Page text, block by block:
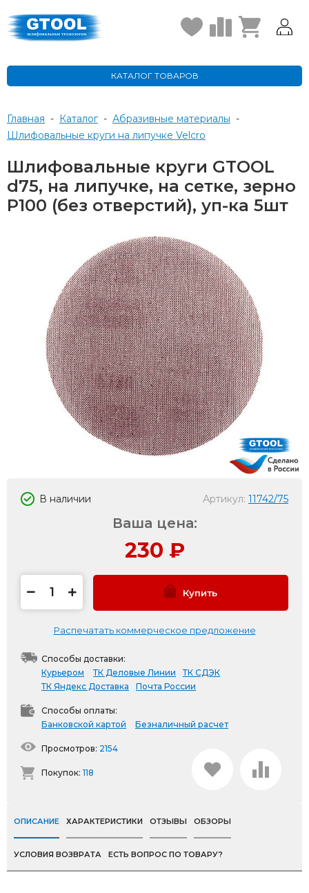
КАТАЛОГ ТОВАРОВ
Главная - Каталог - Абразивные материалы -
Шлифовальные круги на липучке Velcro
Шлифовальные круги GTOOL
d75, на липучке, на сетке, зерно
P100 (без отверстий), уп-ка 5шт
В наличии Артикул: 11742/75
Ваша цена:
230 ₽
Купить
Распечатать коммерческое предложение
Способы доставки:
Курьером
ТК Деловые Линии
ТК СДЭК
ТК Яндекс Доставка
Почта России
Способы оплаты:
Банковской картой
Безналичный расчет
Просмотров: 2154
Покупок: 118
ОПИСАНИЕ ХАРАКТЕРИСТИКИ ОТЗЫВЫ ОБЗОРЫ
УСЛОВИЯ ВОЗВРАТА ЕСТЬ ВОПРОС ПО ТОВАРУ?